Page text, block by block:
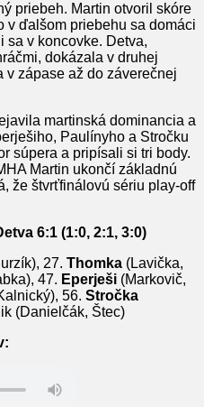
priebeh. Martin otvoril skóre
v ďalšom priebehu sa domáci
sa v koncovke. Detva,
dokázala v druhej
v zápase až do záverečnej
martinská dominancia a
Paulínyho a Stročku
súpera a pripísali si tri body.
Martin ukončí základnú
že štvrťfinálovú sériu play-off
6:1 (1:0, 2:1, 3:0)
27. Thomka (Lavička,
47. Eperješi (Markovič,
56. Stročka
(Danielčák, Štec)